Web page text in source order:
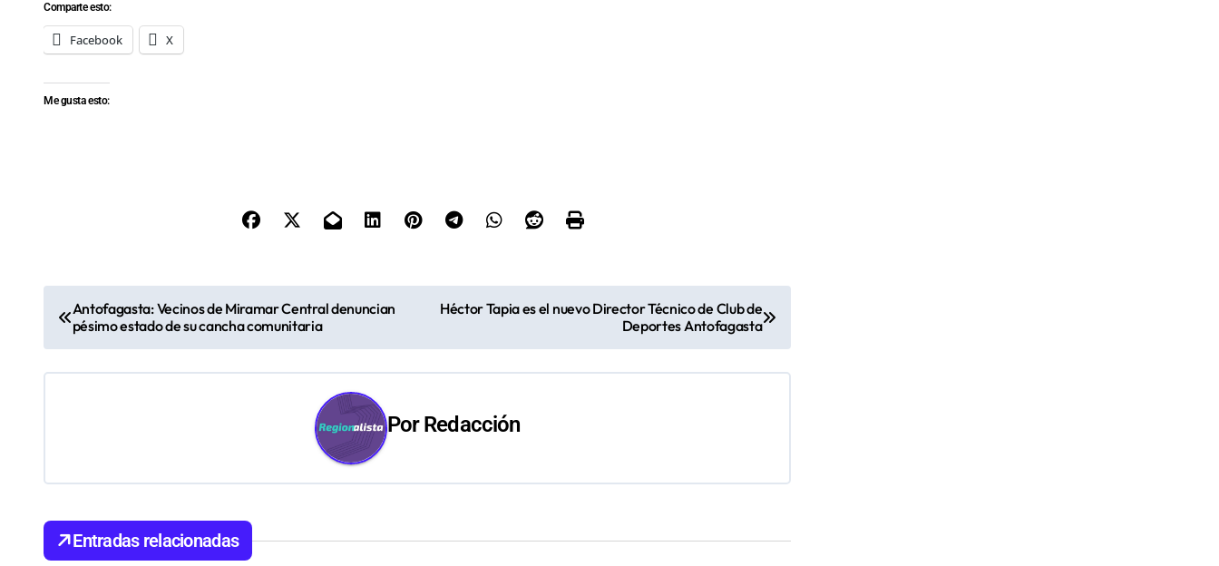
Comparte esto:
Facebook X
Me gusta esto:
a
v
a
c
Antofagasta: Vecinos de Miramar Central denuncian
pésimo estado de su cancha comunitaria
Héctor Tapia es el nuevo Director Técnico de Club de
Deportes Antofagasta
PorRedacción
Entradas relacionadas